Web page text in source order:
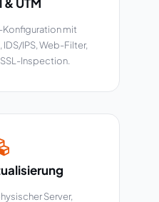
mit
IPS, Web-Filter,
Inspection.
Server,